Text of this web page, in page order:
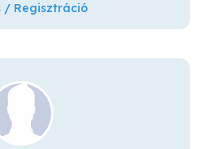
/ Regisztráció